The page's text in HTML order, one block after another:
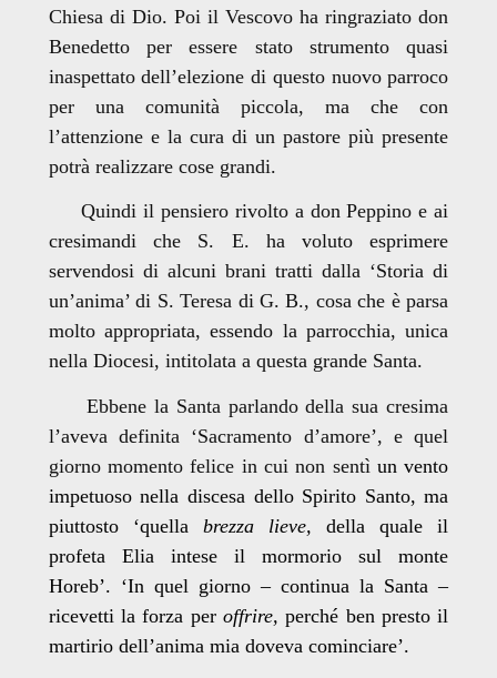
Chiesa di Dio. Poi il Vescovo ha ringraziato don
Benedetto per essere stato strumento quasi
inaspettato dell’elezione di questo nuovo parroco
per una comunità piccola, ma che con
l’attenzione e la cura di un pastore più presente
potrà realizzare cose grandi.
Quindi il pensiero rivolto a don Peppino e ai
cresimandi che S. E. ha voluto esprimere
servendosi di alcuni brani tratti dalla ‘Storia di
un’anima’ di S. Teresa di G. B., cosa che è parsa
molto appropriata, essendo la parrocchia, unica
nella Diocesi, intitolata a questa grande Santa.
Ebbene la Santa parlando della sua cresima
l’aveva definita ‘Sacramento d’amore’, e quel
giorno momento felice in cui non sentì un vento
impetuoso nella discesa dello Spirito Santo, ma
piuttosto ‘quella brezza lieve,della quale il
profeta Elia intese il mormorio sul monte
Horeb’. ‘In quel giorno – continua la Santa –
ricevetti la forza per offrire,perché ben presto il
martirio dell’anima mia doveva cominciare’.